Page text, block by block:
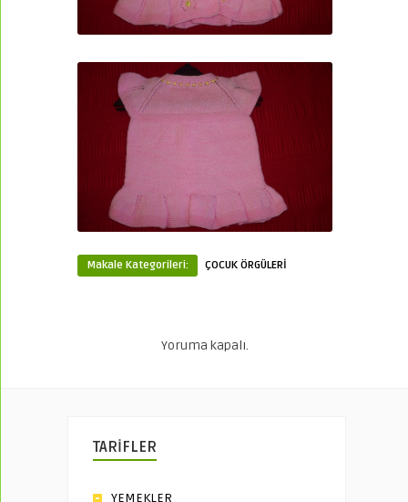
Makale Kategorileri: ÇOCUK ÖRGÜLERİ
Yoruma kapalı.
TARİFLER
YEMEKLER